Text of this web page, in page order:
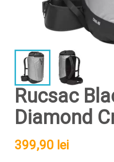
Rucsac
Diamond
399,90 lei